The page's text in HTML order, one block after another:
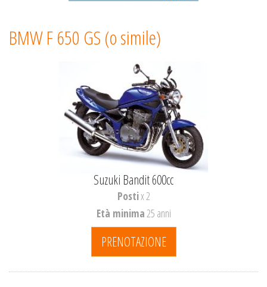
BMW F 650 GS (o simile)
Suzuki Bandit 600cc
Postix 2
Età minima25 anni
PRENOTAZIONE